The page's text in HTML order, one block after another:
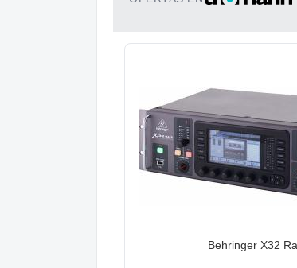
Behringer X32